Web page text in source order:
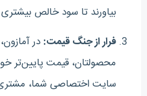
بیاورند تا سود خالص
فرار از جنگ قیمت: در
محصولتان، قیمت پایین‌تر
سایت اختصاصی شما، مشتری